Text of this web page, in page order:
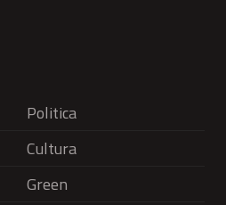
Politica
Cultura
Green